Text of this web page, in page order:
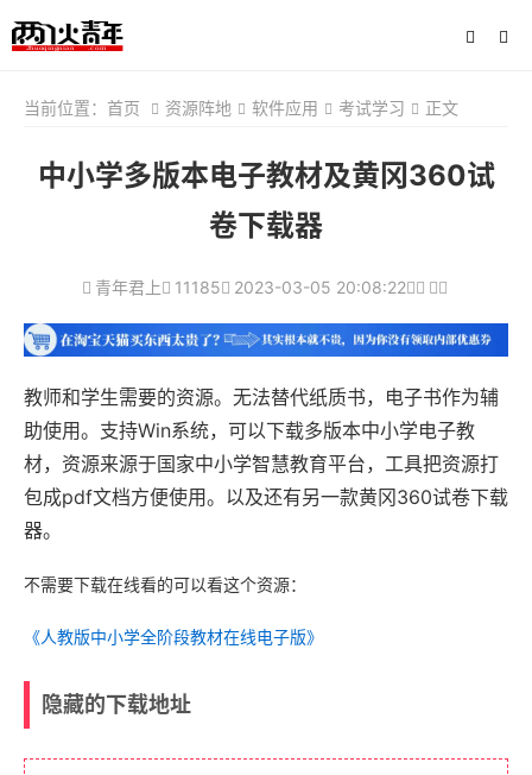
当前位置： 首页 资源阵地 软件应用 考试学习 正文
中小学多版本电子教材及黄冈360试
卷下载器
青年君上 11185 2023-03-05 20:08:22
教师和学生需要的资源。无法替代纸质书，电子书作为辅
助使用。支持Win系统，可以下载多版本中小学电子教
材，资源来源于国家中小学智慧教育平台，工具把资源打
包成pdf文档方便使用。 以及还有另一款黄冈360试卷下载
器。
不需要下载在线看的可以看这个资源：
《人教版中小学全阶段教材在线电子版》
隐藏的下载地址